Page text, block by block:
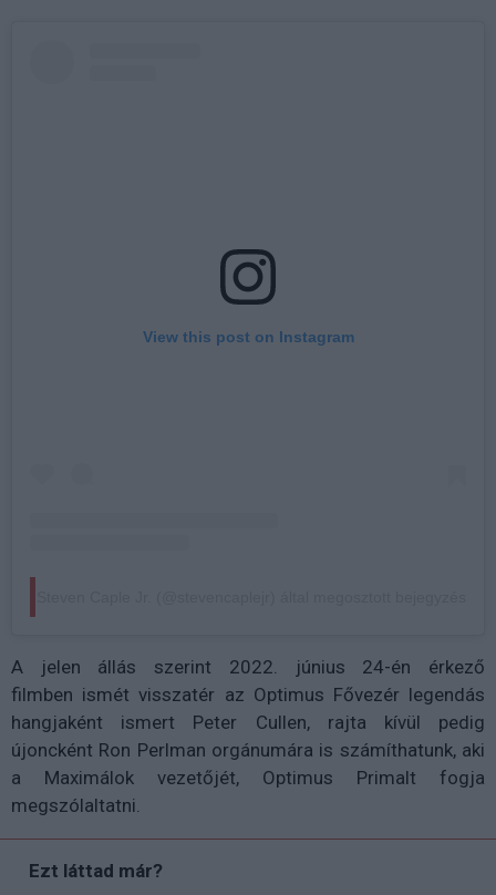
View this post on Instagram
A jelen állás szerint 2022. június 24-én érkező
filmben ismét visszatér az Optimus Fővezér legendás
hangjaként ismert Peter Cullen, rajta kívül pedig
újoncként Ron Perlman orgánumára is számíthatunk, aki
a Maximálok vezetőjét, Optimus Primalt fogja
megszólaltatni.
Ezt láttad már?